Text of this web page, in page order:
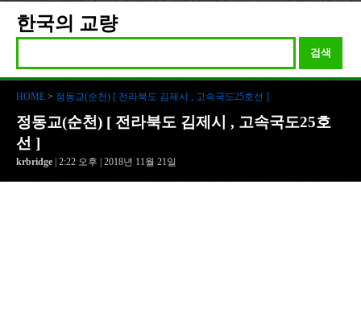
한국의 교량
검색
HOME > 정동교(순천) [ 전라북도 김제시 , 고속국도25호선 ]
정동교(순천) [ 전라북도 김제시 , 고속국도25호
선 ]
krbridge | 2:22 오후 | 2018년 11월 21일